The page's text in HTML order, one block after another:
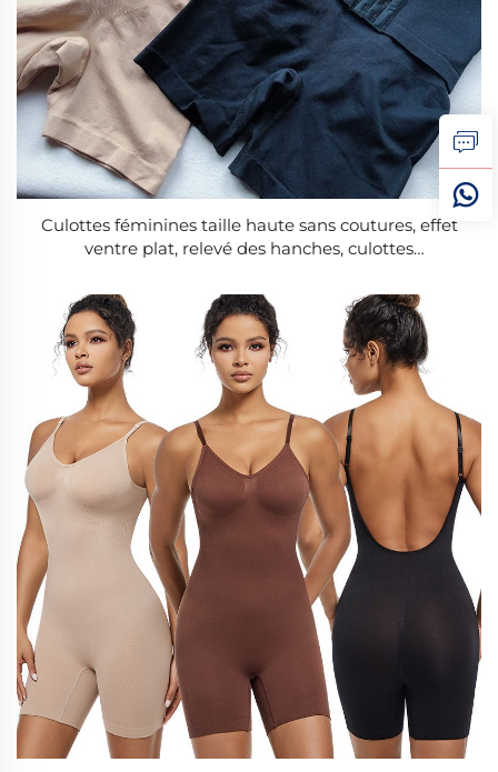
Culottes féminines taille haute sans coutures, effet
ventre plat, relevé des hanches, culottes
ventre, culottes de yoga